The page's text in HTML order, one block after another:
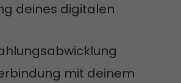
deines digitalen
mit deinem